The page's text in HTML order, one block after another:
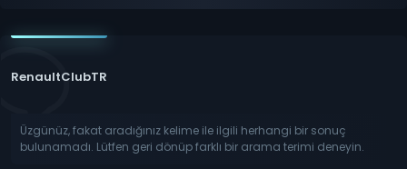
RenaultClubTR
Üzgünüz, fakat aradığınız kelime ile ilgili herhangi bir sonuç
bulunamadı. Lütfen geri dönüp farklı bir arama terimi deneyin.